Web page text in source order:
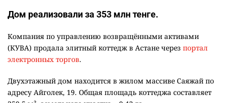
Дом реализовали за 353 млн тенге.
Компания по управлению возвращёнными активами
(КУВА) продала элитный коттедж в Астане через портал
электронных торгов.
Двухэтажный дом находится в жилом массиве Саяжай по
адресу Айголек, 19. Общая площадь коттеджа составляет